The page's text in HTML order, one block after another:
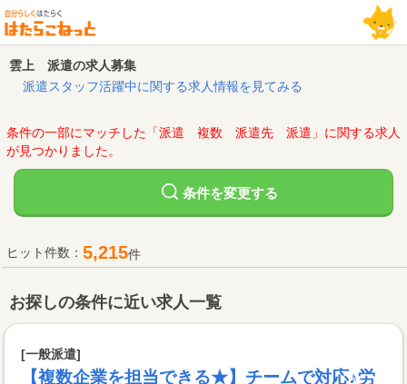
雲上 派遣の求人募集
派遣スタッフ活躍中に関する求人情報を見てみる
条件の一部にマッチした「派遣 複数 派遣先 派遣」に関する求人
が見つかりました。
条件を変更する
ヒット件数： 5,215件
お探しの条件に近い求人一覧
[一般派遣]
【複数企業を担当できる★】チームで対応♪労